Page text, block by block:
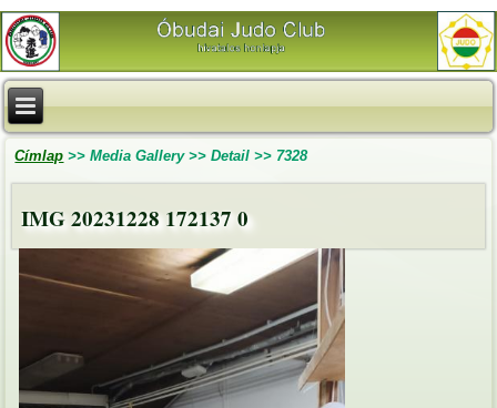
Címlap >>Media Gallery>>Detail >> 7328
IMG 20231228 172137 0